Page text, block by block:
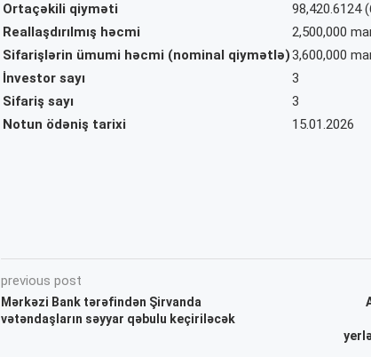
Ortaçəkili qiyməti
98,420.6124
Reallaşdırılmış həcmi
2,500,000
Sifarişlərin ümumi həcmi (nominal qiymətlə)3,600,000
İnvestor sayı
3
Sifariş sayı
3
Notun ödəniş tarixi
15.01.2026
previous post
Mərkəzi Bank tərəfindən Şirvanda
vətəndaşların səyyar qəbulu keçiriləcək